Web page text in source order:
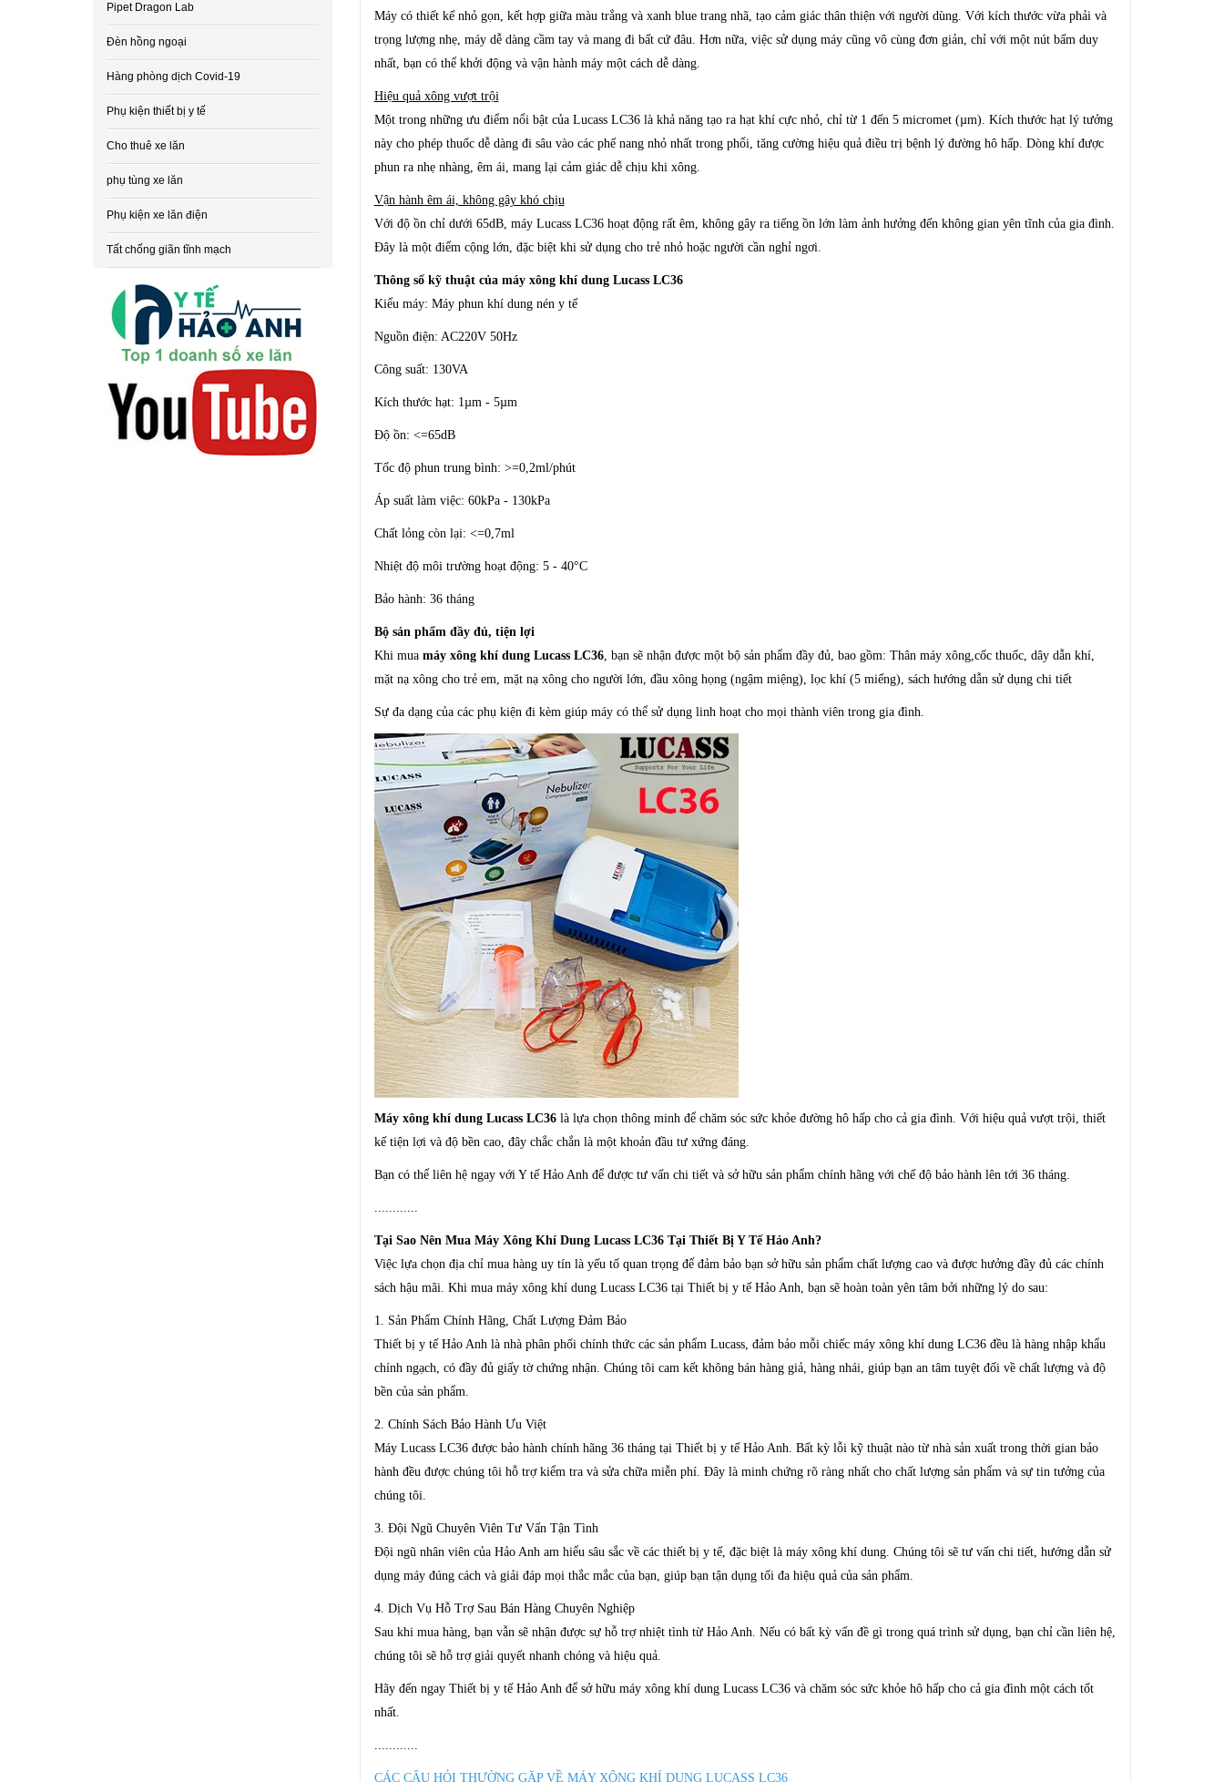
Pipet Dragon Lab
Đèn hồng ngoại
Hàng phòng dịch Covid-19
Phụ kiện thiết bị y tế
Cho thuê xe lăn
phụ tùng xe lăn
Phụ kiện xe lăn điện
Tất chống giãn tĩnh mạch
Máy có thiết kế nhỏ gọn, kết hợp giữa màu trắng và xanh blue trang nhã, tạo cảm giác thân thiện với người dùng. Với kích thước vừa phải và
trọng lượng nhẹ, máy dễ dàng cầm tay và mang đi bất cứ đâu. Hơn nữa, việc sử dụng máy cũng vô cùng đơn giản, chỉ với một nút bấm duy
nhất, bạn có thể khởi động và vận hành máy một cách dễ dàng.
Hiệu quả xông vượt trội
Một trong những ưu điểm nổi bật của Lucass LC36 là khả năng tạo ra hạt khí cực nhỏ, chỉ từ 1 đến 5 micromet (µm). Kích thước hạt lý tưởng
này cho phép thuốc dễ dàng đi sâu vào các phế nang nhỏ nhất trong phổi, tăng cường hiệu quả điều trị bệnh lý đường hô hấp. Dòng khí được
phun ra nhẹ nhàng, êm ái, mang lại cảm giác dễ chịu khi xông.
Vận hành êm ái, không gây khó chịu
Với độ ồn chỉ dưới 65dB, máy Lucass LC36 hoạt động rất êm, không gây ra tiếng ồn lớn làm ảnh hưởng đến không gian yên tĩnh của gia đình.
Đây là một điểm cộng lớn, đặc biệt khi sử dụng cho trẻ nhỏ hoặc người cần nghỉ ngơi.
Thông số kỹ thuật của máy xông khí dung Lucass LC36
Kiểu máy: Máy phun khí dung nén y tế
Nguồn điện: AC220V 50Hz
Công suất: 130VA
Kích thước hạt: 1µm - 5µm
Độ ồn: <=65dB
Tốc độ phun trung bình: >=0,2ml/phút
Áp suất làm việc: 60kPa - 130kPa
Chất lỏng còn lại: <=0,7ml
Nhiệt độ môi trường hoạt động: 5 - 40°C
Bảo hành: 36 tháng
Bộ sản phẩm đầy đủ, tiện lợi
Khi mua máy xông khí dung Lucass LC36, bạn sẽ nhận được một bộ sản phẩm đầy đủ, bao gồm: Thân máy xông,cốc thuốc, dây dẫn khí,
mặt nạ xông cho trẻ em, mặt nạ xông cho người lớn, đầu xông họng (ngậm miệng), lọc khí (5 miếng), sách hướng dẫn sử dụng chi tiết
Sự đa dạng của các phụ kiện đi kèm giúp máy có thể sử dụng linh hoạt cho mọi thành viên trong gia đình.
Máy xông khí dung Lucass LC36là lựa chọn thông minh để chăm sóc sức khỏe đường hô hấp cho cả gia đình. Với hiệu quả vượt trội, thiết
kế tiện lợi và độ bền cao, đây chắc chắn là một khoản đầu tư xứng đáng.
Bạn có thể liên hệ ngay với Y tế Hảo Anh để được tư vấn chi tiết và sở hữu sản phẩm chính hãng với chế độ bảo hành lên tới 36 tháng.
Tại Sao Nên Mua Máy Xông Khí Dung Lucass LC36 Tại Thiết Bị Y Tế Hảo Anh?
Việc lựa chọn địa chỉ mua hàng uy tín là yếu tố quan trọng để đảm bảo bạn sở hữu sản phẩm chất lượng cao và được hưởng đầy đủ các chính
sách hậu mãi. Khi mua máy xông khí dung Lucass LC36 tại Thiết bị y tế Hảo Anh, bạn sẽ hoàn toàn yên tâm bởi những lý do sau:
1. Sản Phẩm Chính Hãng, Chất Lượng Đảm Bảo
Thiết bị y tế Hảo Anh là nhà phân phối chính thức các sản phẩm Lucass, đảm bảo mỗi chiếc máy xông khí dung LC36 đều là hàng nhập khẩu
chính ngạch, có đầy đủ giấy tờ chứng nhận. Chúng tôi cam kết không bán hàng giả, hàng nhái, giúp bạn an tâm tuyệt đối về chất lượng và độ
bền của sản phẩm.
2. Chính Sách Bảo Hành Ưu Việt
Máy Lucass LC36 được bảo hành chính hãng 36 tháng tại Thiết bị y tế Hảo Anh. Bất kỳ lỗi kỹ thuật nào từ nhà sản xuất trong thời gian bảo
hành đều được chúng tôi hỗ trợ kiểm tra và sửa chữa miễn phí. Đây là minh chứng rõ ràng nhất cho chất lượng sản phẩm và sự tin tưởng của
chúng tôi.
3. Đội Ngũ Chuyên Viên Tư Vấn Tận Tình
Đội ngũ nhân viên của Hảo Anh am hiểu sâu sắc về các thiết bị y tế, đặc biệt là máy xông khí dung. Chúng tôi sẽ tư vấn chi tiết, hướng dẫn sử
dụng máy đúng cách và giải đáp mọi thắc mắc của bạn, giúp bạn tận dụng tối đa hiệu quả của sản phẩm.
4. Dịch Vụ Hỗ Trợ Sau Bán Hàng Chuyên Nghiệp
Sau khi mua hàng, bạn vẫn sẽ nhận được sự hỗ trợ nhiệt tình từ Hảo Anh. Nếu có bất kỳ vấn đề gì trong quá trình sử dụng, bạn chỉ cần liên hệ,
chúng tôi sẽ hỗ trợ giải quyết nhanh chóng và hiệu quả.
Hãy đến ngay Thiết bị y tế Hảo Anh để sở hữu máy xông khí dung Lucass LC36 và chăm sóc sức khỏe hô hấp cho cả gia đình một cách tốt
nhất.
CÁC CÂU HỎI THƯỜNG GẶP VỀ MÁY XÔNG KHÍ DUNG LUCASS LC36